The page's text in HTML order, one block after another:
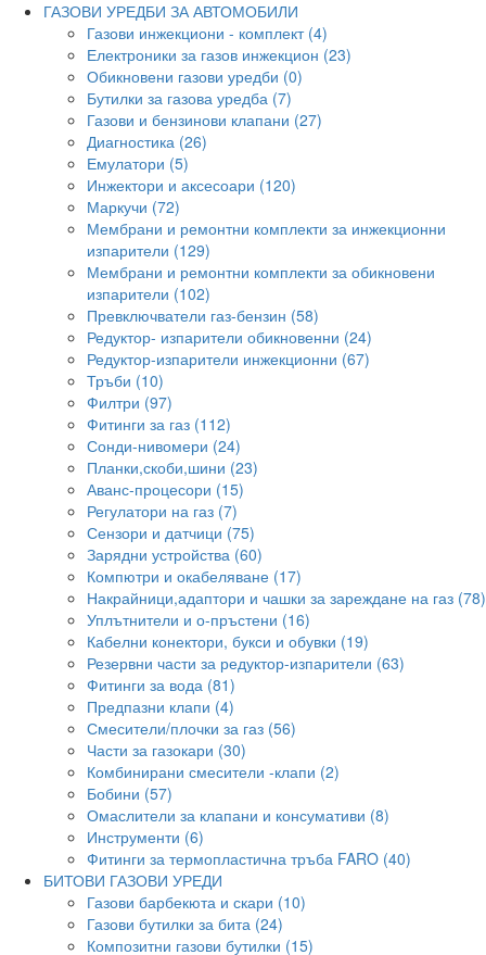
ГАЗОВИ УРЕДБИ ЗА АВТОМОБИЛИ
Газови инжекциони - комплект (4)
Електроники за газов инжекцион (23)
Обикновени газови уредби (0)
Бутилки за газова уредба (7)
Газови и бензинови клапани (27)
Диагностика (26)
Емулатори (5)
Инжектори и аксесоари (120)
Маркучи (72)
Мембрани и ремонтни комплекти за инжекционни
изпарители (129)
Мембрани и ремонтни комплекти за обикновени
изпарители (102)
Превключватели газ-бензин (58)
Редуктор- изпарители обикновенни (24)
Редуктор-изпарители инжекционни (67)
Тръби (10)
Филтри (97)
Фитинги за газ (112)
Сонди-нивомери (24)
Планки,скоби,шини (23)
Аванс-процесори (15)
Регулатори на газ (7)
Сензори и датчици (75)
Зарядни устройства (60)
Компютри и окабеляване (17)
Накрайници,адаптори и чашки за зареждане на газ (78)
Уплътнители и о-пръстени (16)
Кабелни конектори, букси и обувки (19)
Резервни части за редуктор-изпарители (63)
Фитинги за вода (81)
Предпазни клапи (4)
Смесители/плочки за газ (56)
Части за газокари (30)
Комбинирани смесители -клапи (2)
Бобини (57)
Омаслители за клапани и консумативи (8)
Инструменти (6)
Фитинги за термопластична тръба FARO (40)
БИТОВИ ГАЗОВИ УРЕДИ
Газови барбекюта и скари (10)
Газови бутилки за бита (24)
Композитни газови бутилки (15)